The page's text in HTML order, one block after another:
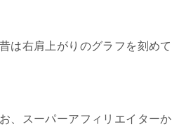
は右肩上がりのグラフを刻めて
、スーパーアフィリエイターか